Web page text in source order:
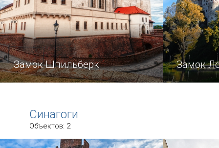
Замок Шпильберк Замок
Синагоги
Объектов: 2